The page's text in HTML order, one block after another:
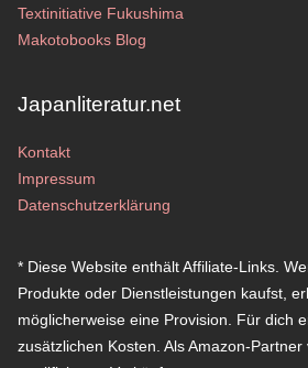
Textinitiative Fukushima
Makotobooks Blog
Japanliteratur.net
Kontakt
Impressum
Datenschutzerklärung
* Diese Website enthält Affiliate-Links.
Produkte oder Dienstleistungen kaufst,
möglicherweise eine Provision. Für dich
zusätzlichen Kosten. Als Amazon-